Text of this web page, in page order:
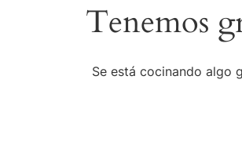
Tenemos
Se está cocinando algo